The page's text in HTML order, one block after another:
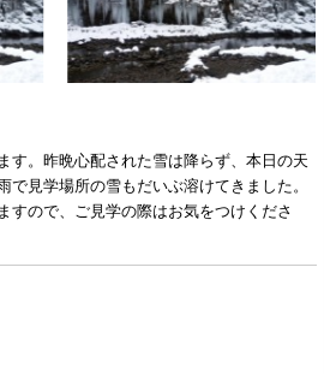
す。昨晩心配された雪は降らず、本日の天
で見学場所の雪もだいぶ溶けてきました。
すので、ご見学の際はお気をつけくださ